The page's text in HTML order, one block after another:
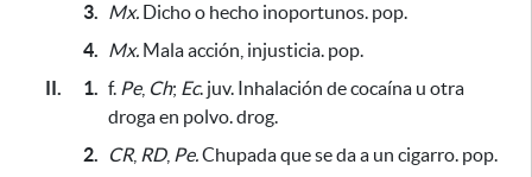
3. Mx. Dicho o hecho inoportunos. pop.
4. Mx. Mala acción, injusticia. pop.
II.
1. f. Pe, Ch; Ec. juv. Inhalación de cocaína u otra
droga en polvo. drog.
2.
CR, RD, Pe.Chupada que se da a un cigarro. pop.